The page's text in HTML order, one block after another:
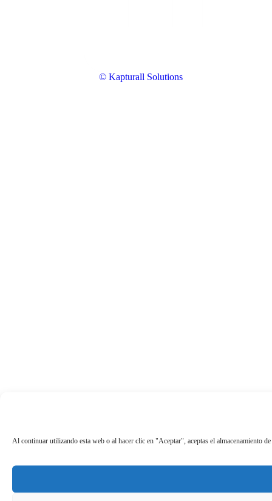
Al continuar utilizando esta web o al hacer clic en "Aceptar", aceptas el almacenamiento
© Kapturall Solutions